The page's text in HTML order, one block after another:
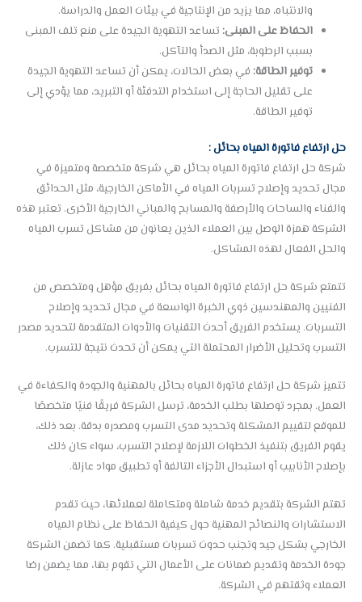
والانتباه، مما يزيد من الإنتاجية في بيئات العمل والدراسة.
الحفاظ على المبنى:تساعد التهوية الجيدة على منع تلف المبنى
بسبب الرطوبة، مثل الصدأ والتآكل.
توفير الطاقة:في بعض الحالات، يمكن أن تساعد التهوية الجيدة
على تقليل الحاجة إلى استخدام التدفئة أو التبريد، مما يؤدي إلى
توفير الطاقة.
حل ارتفاع فاتورة المياه بحائل :
شركة حل ارتفاع فاتورة المياه بحائل هي شركة متخصصة ومتميزة في
مجال تحديد وإصلاح تسربات المياه في الأماكن الخارجية، مثل الحدائق
والفناء والساحات والأرصفة والمسابح والمباني الخارجية الأخرى. تعتبر هذه
الشركة همزة الوصل بين العملاء الذين يعانون من مشاكل تسرب المياه
والحل الفعال لهذه المشاكل.
تتمتع شركة حل ارتفاع فاتورة المياه بحائل بفريق مؤهل ومتخصص من
الفنيين والمهندسين ذوي الخبرة الواسعة في مجال تحديد وإصلاح
التسربات. يستخدم الفريق أحدث التقنيات والأدوات المتقدمة لتحديد مصدر
التسرب وتحليل الأضرار المحتملة التي يمكن أن تحدث نتيجة للتسرب.
تتميز شركة حل ارتفاع فاتورة المياه بحائل بالمهنية والجودة والكفاءة في
العمل. بمجرد توصلها بطلب الخدمة، ترسل الشركة فريقًا فنيًا متخصصًا
للموقع لتقييم المشكلة وتحديد مدى التسرب ومصدره بدقة. بعد ذلك،
يقوم الفريق بتنفيذ الخطوات اللازمة لإصلاح التسرب، سواء كان ذلك
بإصلاح الأنابيب أو استبدال الأجزاء التالفة أو تطبيق مواد عازلة.
تهتم الشركة بتقديم خدمة شاملة ومتكاملة لعملائها، حيث تقدم
الاستشارات والنصائح المهنية حول كيفية الحفاظ على نظام المياه
الخارجي بشكل جيد وتجنب حدوث تسربات مستقبلية. كما تضمن الشركة
جودة الخدمة وتقديم ضمانات على الأعمال التي تقوم بها، مما يضمن رضا
العملاء وثقتهم في الشركة.